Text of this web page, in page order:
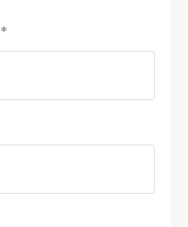
*